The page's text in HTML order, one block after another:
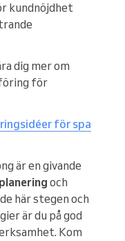
kundnöjdhet
dig mer om
för
för spa
är en givande
och
här stegen och
är du på god
Kom